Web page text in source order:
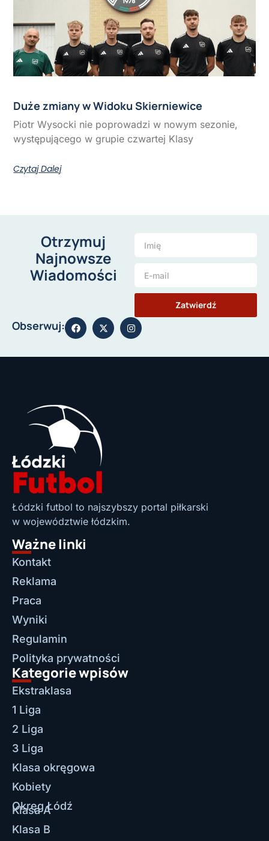
Duże zmiany w Widoku Skierniewice
Piotr Wysocki nie poprowadzi w nowym sezonie,
występującego w grupie czwartej Klasy
Czytaj Dalej
Otrzymuj
Najnowsze
Wiadomości
Zatwierdź
Obserwuj:
Łódzki futbol to najszybszy portal piłkarski
w województwie łódzkim.
Ważne linki
Kontakt
Reklama
Praca
Wyniki
Regulamin
Polityka prywatności
Kategorie wpisów
Ekstraklasa
1 Liga
2 Liga
3 Liga
Klasa okręgowa
Kobiety
Okręg Łódź
Klasa A
Klasa B